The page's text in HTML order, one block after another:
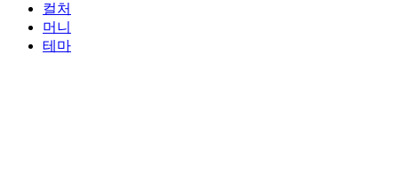
컬처
머니
테마